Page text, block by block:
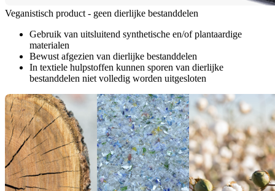
Veganistisch product - geen dierlijke bestanddelen
Gebruik van uitsluitend synthetische en/of plantaardige
materialen
Bewust afgezien van dierlijke bestanddelen
In textiele hulpstoffen kunnen sporen van dierlijke
bestanddelen niet volledig worden uitgesloten